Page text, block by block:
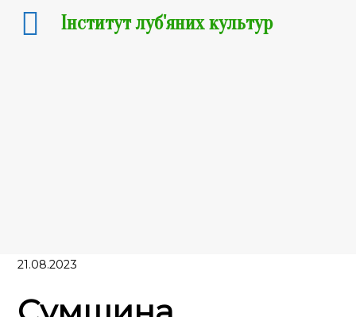
21.08.2023
Інститут луб'яних культур